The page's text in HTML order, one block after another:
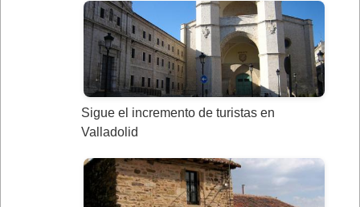
Sigue el incremento de turistas en
Valladolid